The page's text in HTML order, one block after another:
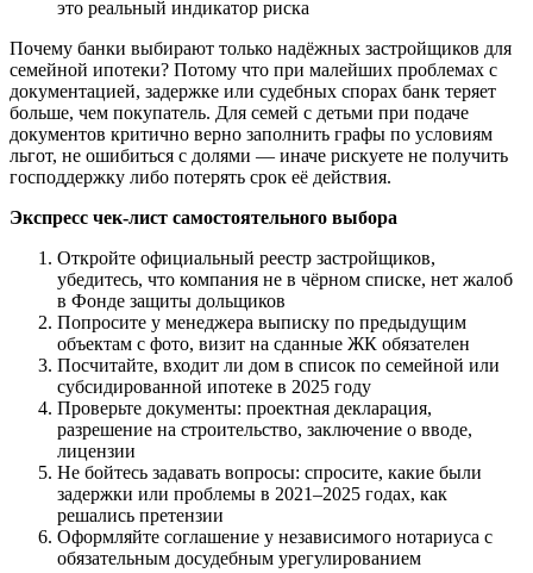
это реальный индикатор риска
Почему банки выбирают только надёжных застройщиков для
семейной ипотеки? Потому что при малейших проблемах с
документацией, задержке или судебных спорах банк теряет
больше, чем покупатель. Для семей с детьми при подаче
документов критично верно заполнить графы по условиям
льгот, не ошибиться с долями — иначе рискуете не получить
господдержку либо потерять срок её действия.
Экспресс чек-лист самостоятельного выбора
Откройте официальный реестр застройщиков,
убедитесь, что компания не в чёрном списке, нет жалоб
в Фонде защиты дольщиков
Попросите у менеджера выписку по предыдущим
объектам с фото, визит на сданные ЖК обязателен
Посчитайте, входит ли дом в список по семейной или
субсидированной ипотеке в 2025 году
Проверьте документы: проектная декларация,
разрешение на строительство, заключение о вводе,
лицензии
Не бойтесь задавать вопросы: спросите, какие были
задержки или проблемы в 2021–2025 годах, как
решались претензии
Оформляйте соглашение у независимого нотариуса с
обязательным досудебным урегулированием